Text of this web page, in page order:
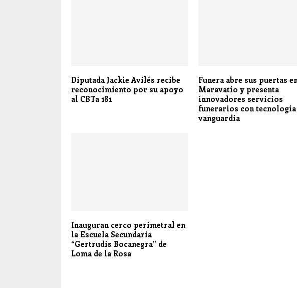
Diputada Jackie Avilés recibe
reconocimiento por su apoyo
al CBTa 181
Funera abre sus puertas
Maravatío y presenta
innovadores servicios
funerarios con tecnología
vanguardia
Inauguran cerco perimetral en
la Escuela Secundaria
“Gertrudis Bocanegra” de
Loma de la Rosa